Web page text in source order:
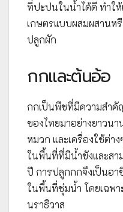
ที่ปะปนในน้ำได้ดี ทำใ
เกษตรแบบผสมผสานห
ปลูกผัก
กกและต้นอ้อ
กกเป็นพืชที่มีความสำคั
ของไทยมาอย่างยาวนา
หมวก และเครื่องใช้ต่า
ในพื้นที่ที่มีน้ำขังและสา
ปี การปลูกกกจึงเป็นอ
ในพื้นที่ชุ่มน้ำ โดยเฉพา
นราธิวาส